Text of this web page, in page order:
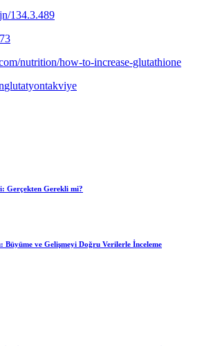
134.3.489
nutrition/how-to-increase-glutathione
glutatyontakviye
Gerçekten Gerekli mi?
Büyüme ve Gelişmeyi Doğru Verilerle İnceleme